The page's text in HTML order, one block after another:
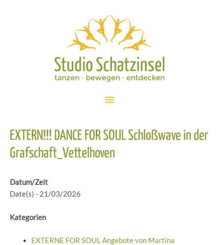
Hauptmenü
EXTERN!!! DANCE FOR SOUL Schloßwave in der
Grafschaft_Vettelhoven
Datum/Zeit
Date(s) - 21/03/2026
Kategorien
EXTERNE FOR SOUL Angebote von Martina